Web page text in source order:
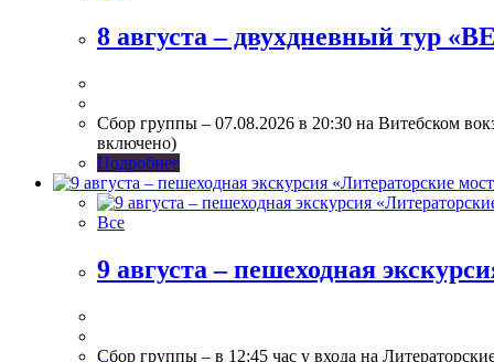
8 августа – двухдневный
Сбор группы – 07.08.2026 в 20:30 на Витебском
включено)
Подробнее
Все
9 августа – пешеходная
Сбор группы – в 12:45 час у входа на